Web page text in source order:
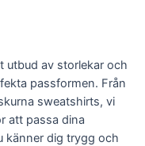
utbud av storlekar och
passformen. Från
sweatshirts, vi
att passa dina
känner dig trygg och